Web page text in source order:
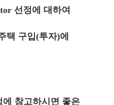
선정에 대하여
택 구입(투자)에
참고하시면 좋은